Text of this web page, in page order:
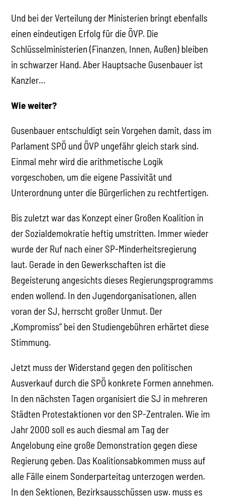
Und bei der Verteilung der Ministerien bringt ebenfalls
einen eindeutigen Erfolg für die ÖVP. Die
Schlüsselministerien (Finanzen, Innen, Außen) bleiben
in schwarzer Hand. Aber Hauptsache Gusenbauer ist
Kanzler…
Wie weiter?
Gusenbauer entschuldigt sein Vorgehen damit, dass im
Parlament SPÖ und ÖVP ungefähr gleich stark sind.
Einmal mehr wird die arithmetische Logik
vorgeschoben, um die eigene Passivität und
Unterordnung unter die Bürgerlichen zu rechtfertigen.
Bis zuletzt war das Konzept einer Großen Koalition in
der Sozialdemokratie heftig umstritten. Immer wieder
wurde der Ruf nach einer SP-Minderheitsregierung
laut. Gerade in den Gewerkschaften ist die
Begeisterung angesichts dieses Regierungsprogramms
enden wollend. In den Jugendorganisationen, allen
voran der SJ, herrscht großer Unmut. Der
„Kompromiss“ bei den Studiengebühren erhärtet diese
Stimmung.
Jetzt muss der Widerstand gegen den politischen
Ausverkauf durch die SPÖ konkrete Formen annehmen.
In den nächsten Tagen organisiert die SJ in mehreren
Städten Protestaktionen vor den SP-Zentralen. Wie im
Jahr 2000 soll es auch diesmal am Tag der
Angelobung eine große Demonstration gegen diese
Regierung geben. Das Koalitionsabkommen muss auf
alle Fälle einem Sonderparteitag unterzogen werden.
In den Sektionen, Bezirksausschüssen usw. muss es